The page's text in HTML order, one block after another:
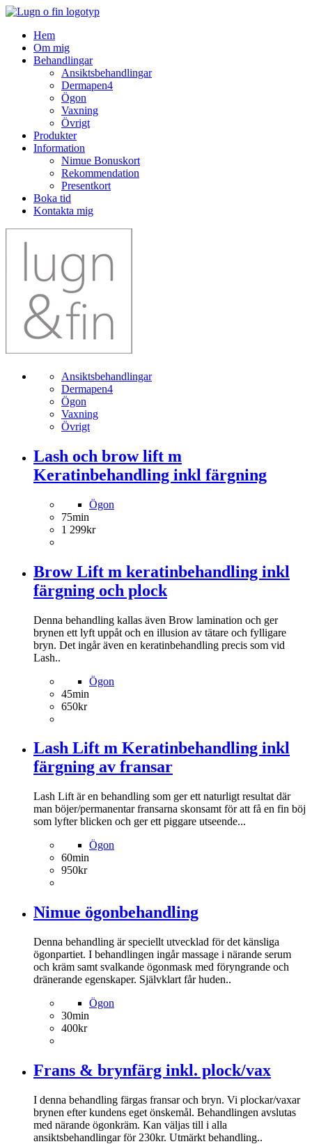
Hem
Om mig
Behandlingar
Ansiktsbehandlingar
Dermapen4
Ögon
Vaxning
Övrigt
Produkter
Information
Nimue Bonuskort
Rekommendation
Presentkort
Boka tid
Kontakta mig
Ansiktsbehandlingar
Dermapen4
Ögon
Vaxning
Övrigt
Lash och brow lift m
Keratinbehandling inkl färgning
Ögon
75min
1 299kr
Brow Lift m keratinbehandling inkl
färgning och plock
Denna behandling kallas även Brow lamination och ger
brynen ett lyft uppåt och en illusion av tätare och fylligare
bryn. Det ingår även en keratinbehandling precis som vid
Lash..
Ögon
45min
650kr
Lash Lift m Keratinbehandling inkl
färgning av fransar
Lash Lift är en behandling som ger ett naturligt resultat där
man böjer/permanentar fransarna skonsamt för att få en fin böj
som lyfter blicken och ger ett piggare utseende...
Ögon
60min
950kr
Nimue ögonbehandling
Denna behandling är speciellt utvecklad för det känsliga
ögonpartiet. I behandlingen ingår massage i närande serum
och kräm samt svalkande ögonmask med föryngrande och
dränerande egenskaper. Självklart får huden..
Ögon
30min
400kr
Frans & brynfärg inkl. plock/vax
I denna behandling färgas fransar och bryn. Vi plockar/vaxar
brynen efter kundens eget önskemål. Behandlingen avslutas
med närande ögonkräm. Kan väljas till i alla
ansiktsbehandlingar för 230kr. Utmärkt behandling..